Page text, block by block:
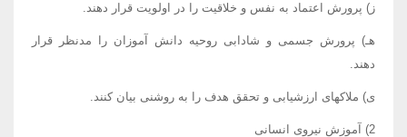
ز) پرورش اعتماد به نفس و خلاقیت را در اولویت قرار دهند.
هـ) پرورش جسمی و شادابی روحیه دانش آموزان را مدنظر قرار
دهند.
ی) ملاکهای ارزشیابی و تحقق هدف را به روشنی بیان کنند.
2) آموزش نیروی انسانی